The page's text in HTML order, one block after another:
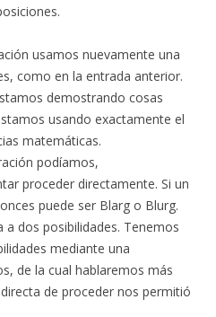
usamos nuevamente una
como en la entrada anterior.
demostrando cosas
usando exactamente el
matemáticas.
podíamos,
proceder directamente. Si un
puede ser Blarg o Blurg.
a dos posibilidades. Tenemos
mediante una
de la cual hablaremos más
de proceder nos permitió